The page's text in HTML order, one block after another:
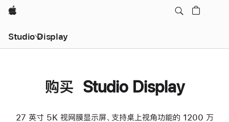
Apple
Studio Display
购买 Studio Display
27 英寸 5K 视网膜显示屏、支持桌上视角功能的 1200 万